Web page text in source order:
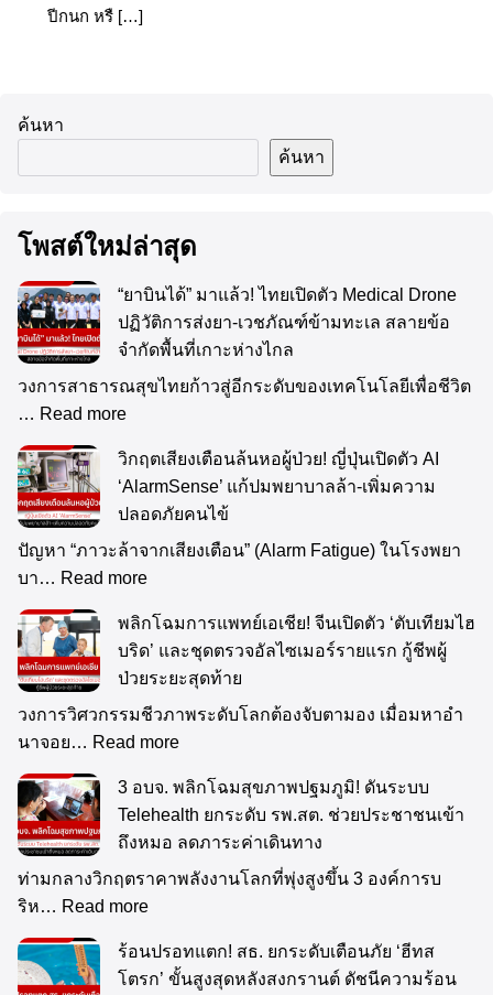
ปีกนก หรื […]
ค้นหา
ค้นหา
โพสต์ใหม่ล่าสุด
“ยาบินได้” มาแล้ว! ไทยเปิดตัว Medical Drone
ปฏิวัติการส่งยา-เวชภัณฑ์ข้ามทะเล สลายข้อ
จำกัดพื้นที่เกาะห่างไกล
วงการสาธารณสุขไทยก้าวสู่อีกระดับของเทคโนโลยีเพื่อชีวิต
… Read more
วิกฤตเสียงเตือนล้นหอผู้ป่วย! ญี่ปุ่นเปิดตัว AI
‘AlarmSense’ แก้ปมพยาบาลล้า-เพิ่มความ
ปลอดภัยคนไข้
ปัญหา “ภาวะล้าจากเสียงเตือน” (Alarm Fatigue) ในโรงพยา
บา… Read more
พลิกโฉมการแพทย์เอเชีย! จีนเปิดตัว ‘ตับเทียมไฮ
บริด’ และชุดตรวจอัลไซเมอร์รายแรก กู้ชีพผู้
ป่วยระยะสุดท้าย
วงการวิศวกรรมชีวภาพระดับโลกต้องจับตามอง เมื่อมหาอำ
นาจอย… Read more
3 อบจ. พลิกโฉมสุขภาพปฐมภูมิ! ดันระบบ
Telehealth ยกระดับ รพ.สต. ช่วยประชาชนเข้า
ถึงหมอ ลดภาระค่าเดินทาง
ท่ามกลางวิกฤตราคาพลังงานโลกที่พุ่งสูงขึ้น 3 องค์การบ
ริห… Read more
ร้อนปรอทแตก! สธ. ยกระดับเตือนภัย ‘ฮีทส
โตรก’ ขั้นสูงสุดหลังสงกรานต์ ดัชนีความร้อน